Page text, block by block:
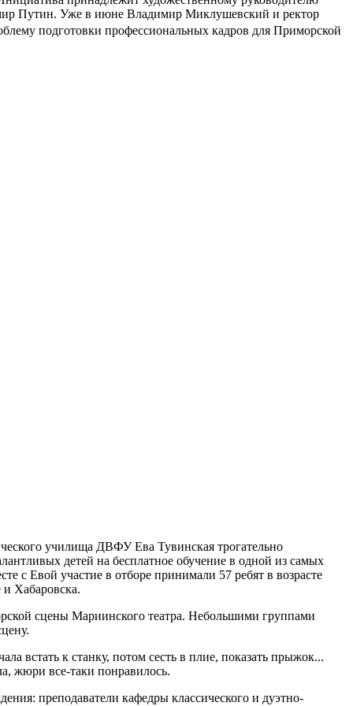
Путин. Уже в июне Владимир Миклушевский и ректор
подготовки профессиональных кадров для Приморской
училища ДВФУ Ева Тувинская трогательно
детей на бесплатное обучение в одной из самых
Евой участие в отборе принимали 57 ребят в возрасте
Хабаровска.
сцены Мариинского театра. Небольшими группами
встать к станку, потом сесть в плие, показать прыжок...
жюри все-таки понравилось.
преподаватели кафедры классического и дуэтно-